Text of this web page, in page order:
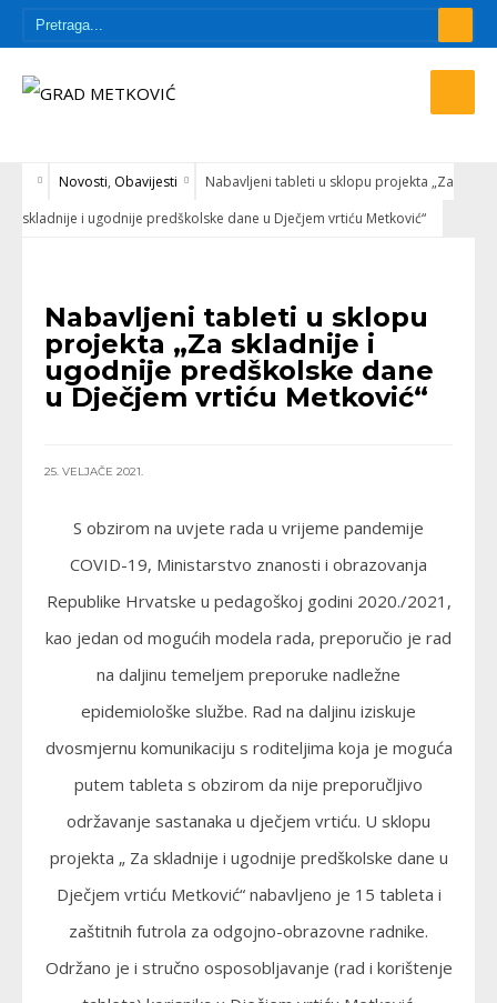
Novosti, Obavijesti
Nabavljeni tableti u sklopu projekta „Za
skladnije i ugodnije predškolske dane u Dječjem vrtiću Metković“
Nabavljeni tableti u sklopu
projekta „Za skladnije i
ugodnije predškolske dane
u Dječjem vrtiću Metković“
25. VELJAČE 2021.
S obzirom na uvjete rada u vrijeme pandemije
COVID-19, Ministarstvo znanosti i obrazovanja
Republike Hrvatske u pedagoškoj godini 2020./2021,
kao jedan od mogućih modela rada, preporučio je rad
na daljinu temeljem preporuke nadležne
epidemiološke službe. Rad na daljinu iziskuje
dvosmjernu komunikaciju s roditeljima koja je moguća
putem tableta s obzirom da nije preporučljivo
održavanje sastanaka u dječjem vrtiću. U sklopu
projekta „ Za skladnije i ugodnije predškolske dane u
Dječjem vrtiću Metković“ nabavljeno je 15 tableta i
zaštitnih futrola za odgojno-obrazovne radnike.
Održano je i stručno osposobljavanje (rad i korištenje